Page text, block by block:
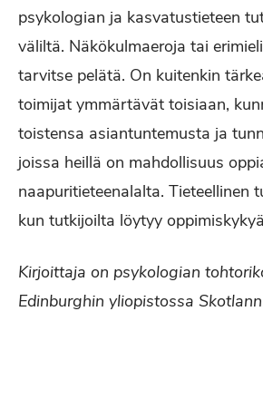
psykologian ja kasvatustieteen
väliltä. Näkökulmaeroja tai
tarvitse pelätä. On kuitenkin
toimijat ymmärtävät toisiaan,
toistensa asiantuntemusta ja
joissa heillä on mahdollisuus
naapuritieteenalalta. Tieteellinen
kun tutkijoilta löytyy
Kirjoittaja on psykologian
Edinburghin yliopistossa